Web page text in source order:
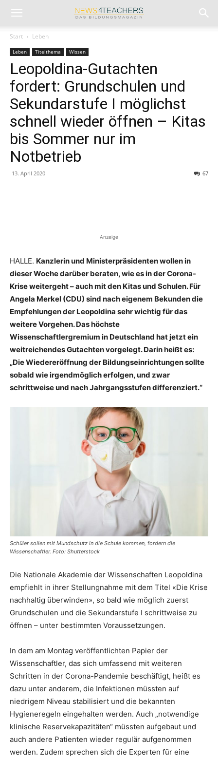
Start Leben
Leben Titelthema Wissen
Leopoldina-Gutachten
fordert: Grundschulen und
Sekundarstufe I möglichst
schnell wieder öffnen – Kitas
bis Sommer nur im
Notbetrieb
13. April 2020 67
Anzeige
HALLE. Kanzlerin und Ministerpräsidenten wollen in
dieser Woche darüber beraten, wie es in der Corona-
Krise weitergeht – auch mit den Kitas und Schulen. Für
Angela Merkel (CDU) sind nach eigenem Bekunden die
Empfehlungen der Leopoldina sehr wichtig für das
weitere Vorgehen. Das höchste
Wissenschaftlergremium in Deutschland hat jetzt ein
weitreichendes Gutachten vorgelegt. Darin heißt es:
„Die Wiedereröffnung der Bildungseinrichtungen sollte
sobald wie irgendmöglich erfolgen, und zwar
schrittweise und nach Jahrgangsstufen differenziert.“
Schüler sollen mit Mundschutz in die Schule kommen, fordern die
Wissenschaftler. Foto: Shutterstock
Die Nationale Akademie der Wissenschaften Leopoldina
empfiehlt in ihrer Stellungnahme mit dem Titel «Die Krise
nachhaltig überwinden», so bald wie möglich zuerst
Grundschulen und die Sekundarstufe I schrittweise zu
öffnen – unter bestimmten Voraussetzungen.
In dem am Montag veröffentlichten Papier der
Wissenschaftler, das sich umfassend mit weiteren
Schritten in der Corona-Pandemie beschäftigt, heißt es
dazu unter anderem, die Infektionen müssten auf
niedrigem Niveau stabilisiert und die bekannten
Hygieneregeln eingehalten werden. Auch „notwendige
klinische Reservekapazitäten“ müssten aufgebaut und
auch andere Patienten wieder regulär aufgenommen
werden. Zudem sprechen sich die Experten für eine